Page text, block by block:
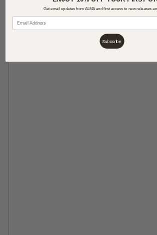
Get email updates from ALMA and first access to new releases
Subscribe